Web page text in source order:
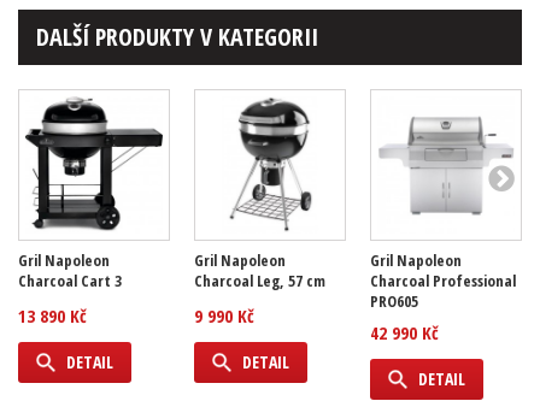
DALŠÍ PRODUKTY V KATEGORII
Gril Napoleon
Charcoal Cart 3
13 890 Kč
DETAIL
Gril Napoleon
Charcoal Leg, 57 cm
9 990 Kč
DETAIL
Gril Napoleon
Charcoal Professional
PRO605
42 990 Kč
DETAIL